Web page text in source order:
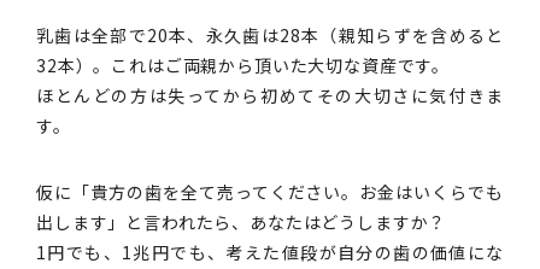
乳歯は全部で20本、永久歯は28本（親知らずを含めると
32本）。これはご両親から頂いた大切な資産です。
ほとんどの方は失ってから初めてその大切さに気付きま
す。
仮に「貴方の歯を全て売ってください。お金はいくらでも
出します」と言われたら、あなたはどうしますか？
1円でも、1兆円でも、考えた値段が自分の歯の価値にな